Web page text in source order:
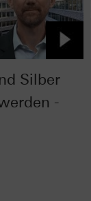
Silber
-